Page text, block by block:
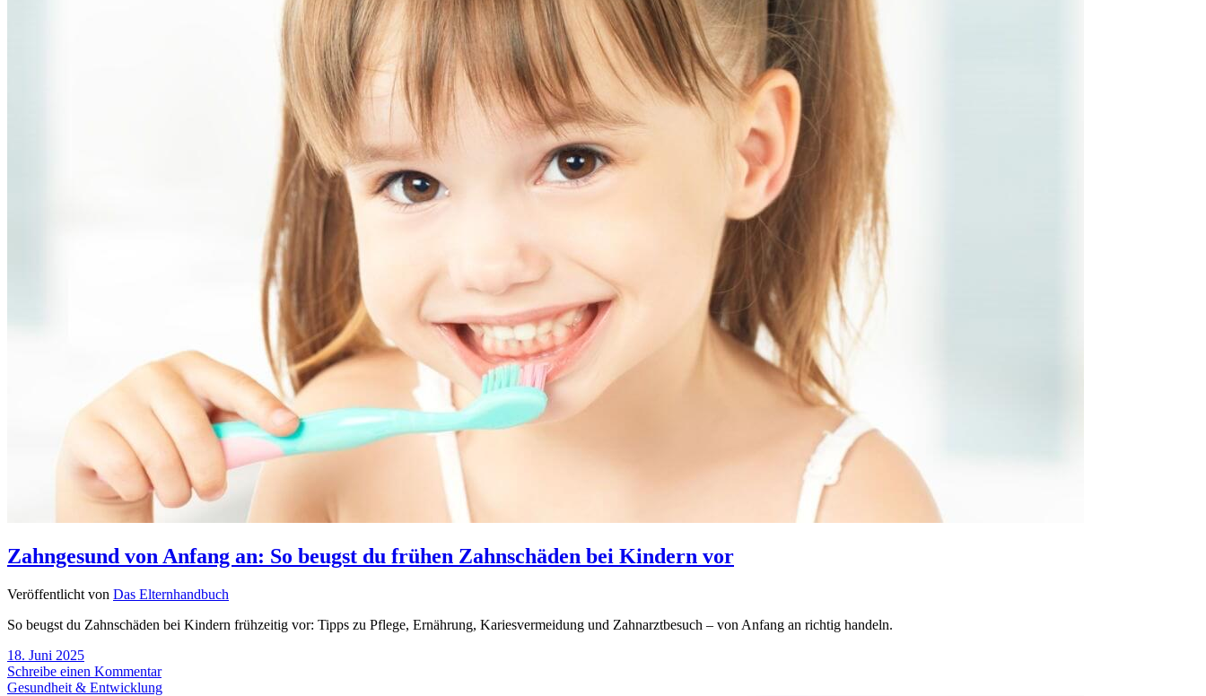
Zahngesund von Anfang an: So beugst du frühen Zahnschäden bei Kindern vor
Veröffentlicht von Das Elternhandbuch
So beugst du Zahnschäden bei Kindern frühzeitig vor: Tipps zu Pflege, Ernährung, Kariesvermeidung und Zahnarztbesuch – von Anfang an richtig handeln.
18. Juni 2025
Schreibe einen Kommentar
Gesundheit & Entwicklung